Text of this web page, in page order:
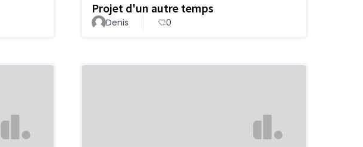
Projet d'un autre temps
Denis 0